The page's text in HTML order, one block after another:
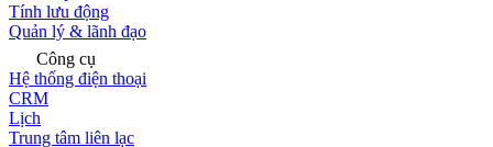
Tính lưu động
Quản lý & lãnh đạo
Công cụ
Hệ thống điện thoại
CRM
Lịch
Trung tâm liên lạc